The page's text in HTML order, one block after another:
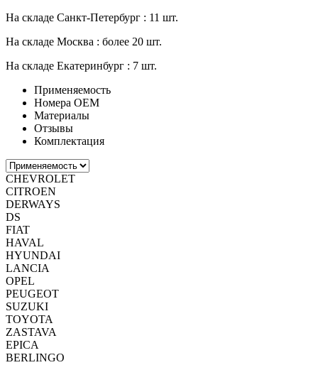
На складе Санкт-Петербург : 11 шт.
На складе Москва : более 20 шт.
На складе Екатеринбург : 7 шт.
Применяемость
Номера ОЕМ
Материалы
Отзывы
Комплектация
CHEVROLET
CITROEN
DERWAYS
DS
FIAT
HAVAL
HYUNDAI
LANCIA
OPEL
PEUGEOT
SUZUKI
TOYOTA
ZASTAVA
EPICA
BERLINGO